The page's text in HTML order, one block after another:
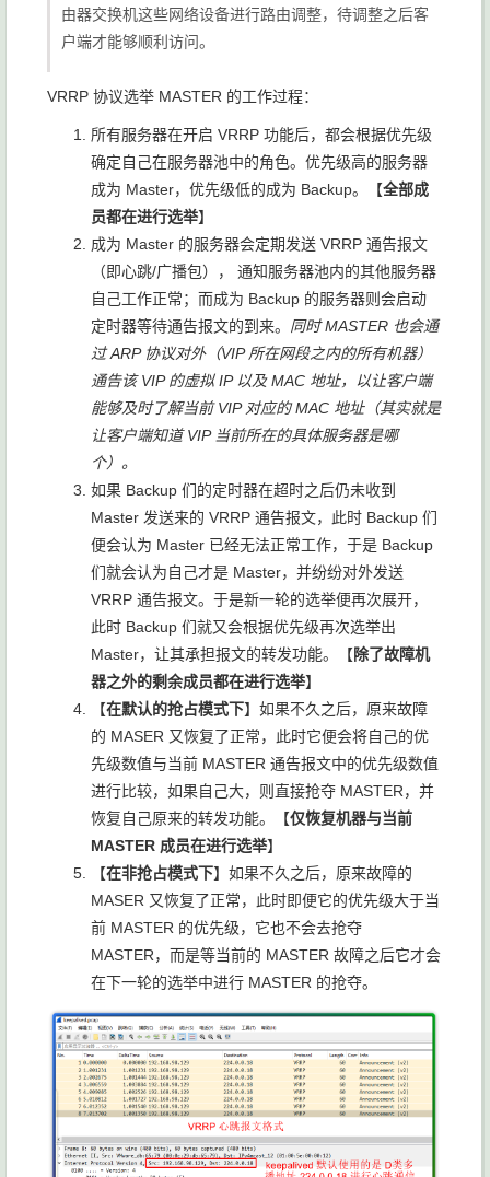
由器交换机这些网络设备进行路由调整，待调整之后客
户端才能够顺利访问。
VRRP 协议选举 MASTER 的工作过程：
所有服务器在开启 VRRP 功能后，都会根据优先级
确定自己在服务器池中的角色。优先级高的服务器
成为 Master，优先级低的成为 Backup。【全部成
员都在进行选举】
成为 Master 的服务器会定期发送 VRRP 通告报文
（即心跳/广播包）， 通知服务器池内的其他服务器
自己工作正常；而成为 Backup 的服务器则会启动
定时器等待通告报文的到来。 同时 MASTER 也会通
过 ARP 协议对外（VIP 所在网段之内的所有机器）
通告该 VIP 的虚拟 IP 以及 MAC 地址，以让客户端
能够及时了解当前 VIP 对应的 MAC 地址（其实就是
让客户端知道 VIP 当前所在的具体服务器是哪
个）。
如果 Backup 们的定时器在超时之后仍未收到
Master 发送来的 VRRP 通告报文，此时 Backup 们
便会认为 Master 已经无法正常工作，于是 Backup
们就会认为自己才是 Master，并纷纷对外发送
VRRP 通告报文。于是新一轮的选举便再次展开，
此时 Backup 们就又会根据优先级再次选举出
Master，让其承担报文的转发功能。【除了故障机
器之外的剩余成员都在进行选举】
【在默认的抢占模式下】如果不久之后，原来故障
的 MASER 又恢复了正常，此时它便会将自己的优
先级数值与当前 MASTER 通告报文中的优先级数值
进行比较，如果自己大，则直接抢夺 MASTER，并
恢复自己原来的转发功能。【仅恢复机器与当前
MASTER 成员在进行选举】
【在非抢占模式下】如果不久之后，原来故障的
MASER 又恢复了正常，此时即便它的优先级大于当
前 MASTER 的优先级，它也不会去抢夺
MASTER，而是等当前的 MASTER 故障之后它才会
在下一轮的选举中进行 MASTER 的抢夺。